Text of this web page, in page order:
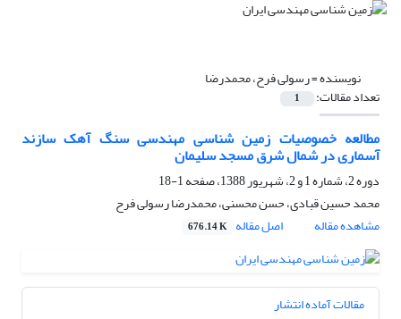
نویسنده =رسولی فرح، محمدرضا
تعداد مقالات: 1
مطالعه خصوصیات زمین شناسی مهندسی سنگ آهک سازند
آسماری در شمال شرق مسجد سلیمان
دوره 2، شماره 1 و 2، شهریور 1388، صفحه
1-18
محمد حسین قبادی، حسن محسنی، محمدرضا رسولی فرح
مشاهده مقاله
اصل مقاله 676.14 K
مقالات آماده انتشار